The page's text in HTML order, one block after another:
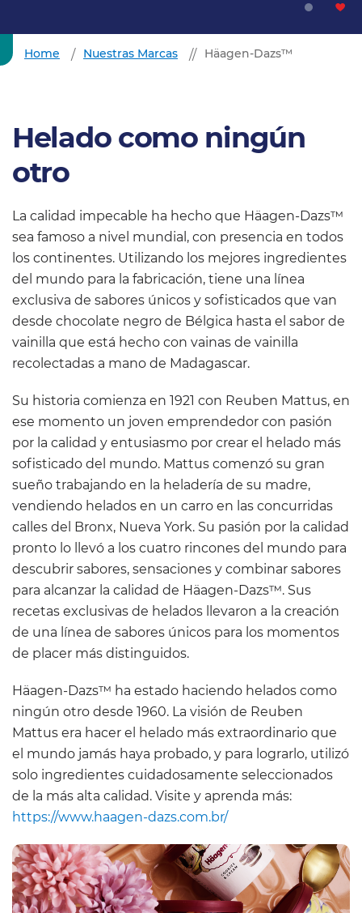
Home Nuestras Marcas Häagen-Dazs™
Helado como ningún
otro
La calidad impecable ha hecho que Häagen-Dazs™
sea famoso a nivel mundial, con presencia en todos
los continentes. Utilizando los mejores ingredientes
del mundo para la fabricación, tiene una línea
exclusiva de sabores únicos y sofisticados que van
desde chocolate negro de Bélgica hasta el sabor de
vainilla que está hecho con vainas de vainilla
recolectadas a mano de Madagascar.
Su historia comienza en 1921 con Reuben Mattus, en
ese momento un joven emprendedor con pasión
por la calidad y entusiasmo por crear el helado más
sofisticado del mundo. Mattus comenzó su gran
sueño trabajando en la heladería de su madre,
vendiendo helados en un carro en las concurridas
calles del Bronx, Nueva York. Su pasión por la calidad
pronto lo llevó a los cuatro rincones del mundo para
descubrir sabores, sensaciones y combinar sabores
para alcanzar la calidad de Häagen-Dazs™. Sus
recetas exclusivas de helados llevaron a la creación
de una línea de sabores únicos para los momentos
de placer más distinguidos.
Häagen-Dazs™ ha estado haciendo helados como
ningún otro desde 1960. La visión de Reuben
Mattus era hacer el helado más extraordinario que
el mundo jamás haya probado, y para lograrlo, utilizó
solo ingredientes cuidadosamente seleccionados
de la más alta calidad. Visite y aprenda más:
https://www.haagen-dazs.com.br/